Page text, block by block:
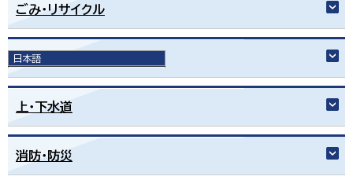
日本語
English
한국어
繁體中文
ごみ・リサイクル
環境・動物
上・下水道
消防・防災